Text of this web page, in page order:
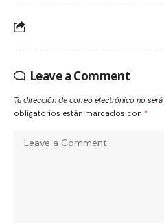
Leave a Comment
Tu dirección de correo electrónico no será
obligatorios están marcados con *